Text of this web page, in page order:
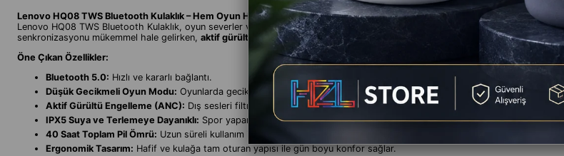
Lenovo HQ08 TWS Bluetooth Kulaklık – Hem Oyun Hem Müzik İçin Mükemmel Seçim
Lenovo HQ08 TWS Bluetooth Kulaklık, oyun severler ve müzik tutkunları için tasarlanmış, performansı şıklıkla birleştiren bir
senkronizasyonu mükemmel hale gelirken, aktif gürültü engelleme (ANC) özelliği dış sesleri minimize eder ve sizi tamamen
Öne Çıkan Özellikler:
Bluetooth 5.0: Hızlı ve kararlı bağlantı.
Düşük Gecikmeli Oyun Modu: Oyunlarda gecikmesiz ses iletimi.
Aktif Gürültü Engelleme (ANC): Dış sesleri filtreleyerek kristal netliğinde ses deneyimi sunar.
IPX5 Suya ve Terlemeye Dayanıklı: Spor yaparken veya dış mekânda rahatlıkla kullanabilirsiniz.
40 Saat Toplam Pil Ömrü: Uzun süreli kullanım için ideal.
Ergonomik Tasarım: Hafif ve kulağa tam oturan yapısı ile gün boyu konfor sağlar.